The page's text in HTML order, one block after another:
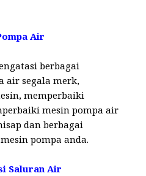
Air
berbagai
air segala merk,
memperbaiki
mesin pompa air
dan berbagai
pompa anda.
Saluran Air